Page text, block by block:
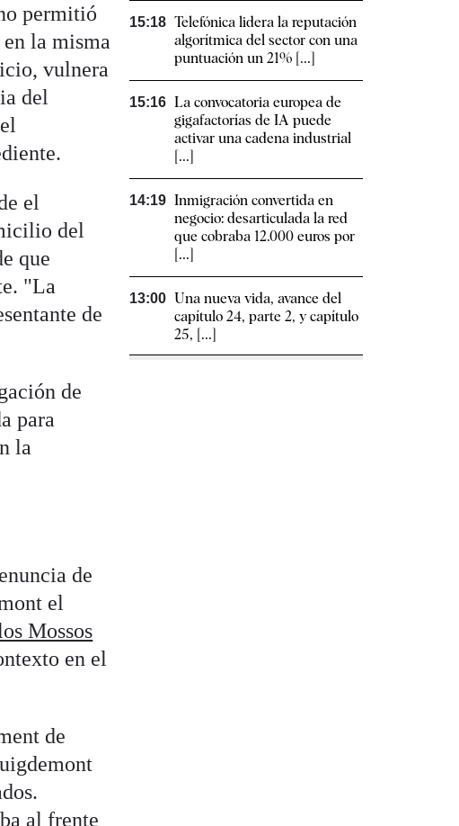
permitió
la misma
vulnera
del
el
del
que
"La
de
de
para
la
de
el
Mossos
en el
de
al frente
15:18 Telefónica lidera la reputación
algorítmica del sector con una
puntuación un 21% [...]
15:16 La convocatoria europea de
gigafactorías de IA puede
activar una cadena industrial
[...]
14:19 Inmigración convertida en
negocio: desarticulada la red
que cobraba 12.000 euros por
[...]
13:00 Una nueva vida, avance del
capítulo 24, parte 2, y capítulo
25, [...]